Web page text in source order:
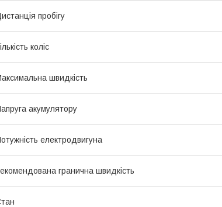
пробігу
коліс
швидкість
акумулятору
електродвигуна
гранична швидкість